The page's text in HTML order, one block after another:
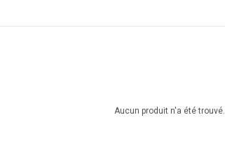
Aucun produit n'a été